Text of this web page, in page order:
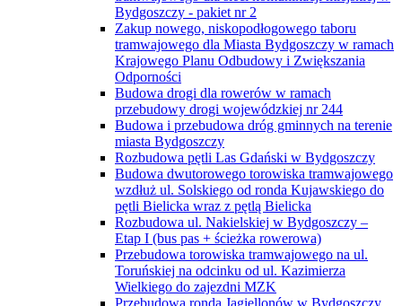
Bydgoszczy - pakiet nr 2
Zakup nowego, niskopodłogowego taboru
tramwajowego dla Miasta Bydgoszczy w ramach
Krajowego Planu Odbudowy i Zwiększania
Odporności
Budowa drogi dla rowerów w ramach
przebudowy drogi wojewódzkiej nr 244
Budowa i przebudowa dróg gminnych na terenie
miasta Bydgoszczy
Rozbudowa pętli Las Gdański w Bydgoszczy
Budowa dwutorowego torowiska tramwajowego
wzdłuż ul. Solskiego od ronda Kujawskiego do
pętli Bielicka wraz z pętlą Bielicka
Rozbudowa ul. Nakielskiej w Bydgoszczy –
Etap I (bus pas + ścieżka rowerowa)
Przebudowa torowiska tramwajowego na ul.
Toruńskiej na odcinku od ul. Kazimierza
Wielkiego do zajezdni MZK
Przebudowa ronda Jagiellonów w Bydgoszczy